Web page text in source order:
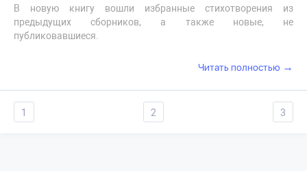
В новую книгу вошли избранные стихотворения из
предыдущих сборников, а также новые, не
публиковавшиеся.
Читать полностью →
1 2 3